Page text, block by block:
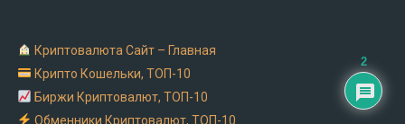
Криптовалюта Cайт – Главная
Крипто Кошельки, ТОП-10
Биржи Криптовалют, ТОП-10
Обменники Криптовалют, ТОП-10
2